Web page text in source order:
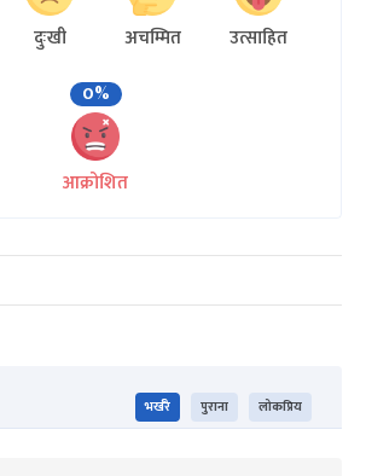
दुःखी अचम्मित
उत्साहित
0%
आक्रोशित
भर्खरै पुराना लोकप्रिय